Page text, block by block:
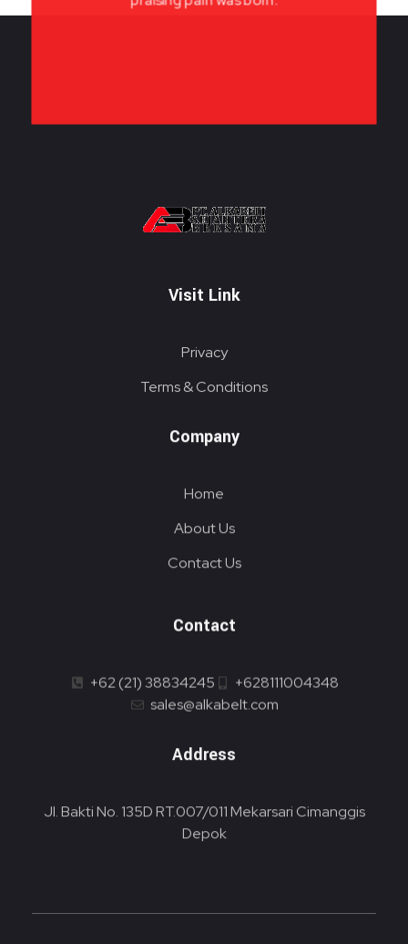
Visit Link
Privacy
Terms & Conditions
Company
Home
About Us
Contact Us
Contact
+62 (21) 38834245
+628111004348
sales@alkabelt.com
Address
Jl. Bakti No. 135D RT.007/011 Mekarsari Cimanggis
Depok